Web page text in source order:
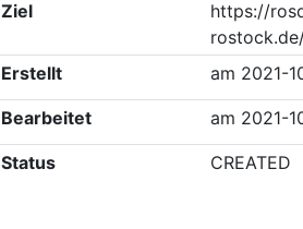
Ziel
https://
Erstellt
am 2021-
Bearbeitet am 2021-
Status CREATED